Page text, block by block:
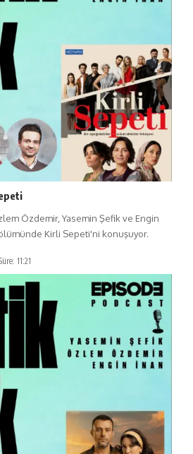
Özdemir, Yasemin Şefik ve Engin
Kirli Sepeti'ni konuşuyor.
11:21